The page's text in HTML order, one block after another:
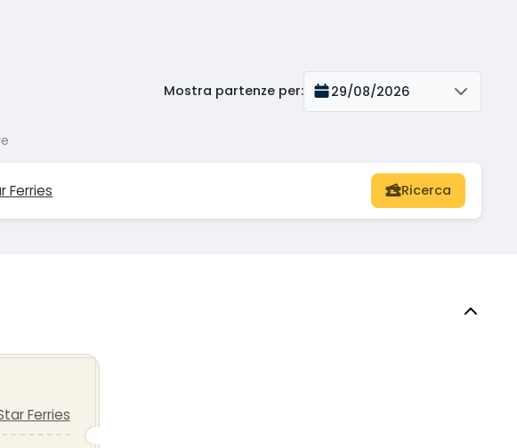
Mostra partenze per: 29/08/2026
Ferries Ricerca
Ferries